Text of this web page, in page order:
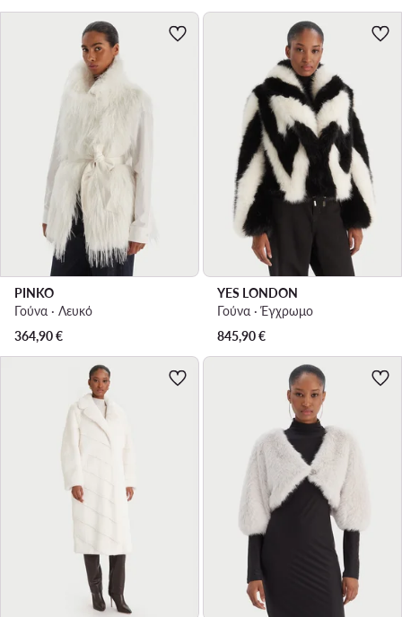
PINKO
Γούνα · Λευκό
364,90€
YES LONDON
Γούνα · Έγχρωμο
845,90€